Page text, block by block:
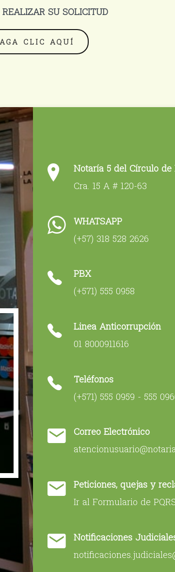
REALIZAR SU SOLICITUD
CLIC AQUÍ
Notaría 5 del Círculo de
Cra. 15 A # 120-63
WHATSAPP
(+57) 318 528 2626
PBX
(+571) 555 0958
Linea Anticorrupción
01 8000911616
Teléfonos
(+571) 555 0959 - 555
Correo Electrónico
Peticiones, quejas y
Ir al Formulario de
Notificaciones